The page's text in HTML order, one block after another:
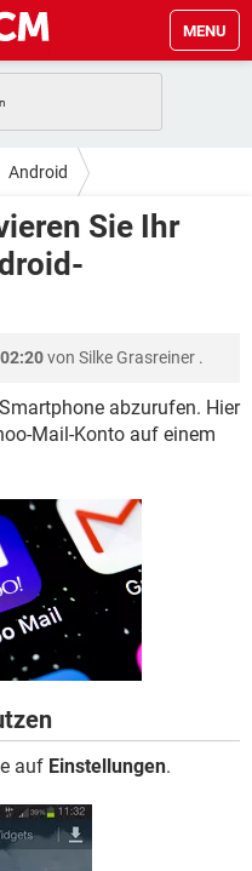
MENU
IOS
INSTAGRAM
TIKTOK
STREAMING
IOS
HARDWARE
STREAMING
HARDWARE
IOS
INSTAGRAM
IOS
TIKTOK
HARDWARE
Android
Sie Ihr
von Silke Grasreiner .
abzurufen. Hier
Mail-Konto auf einem
auf Einstellungen.